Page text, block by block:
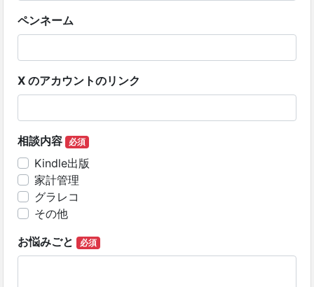
ペンネーム
X のアカウントのリンク
相談内容 必須
Kindle出版
家計管理
グラレコ
その他
お悩みごと
必須